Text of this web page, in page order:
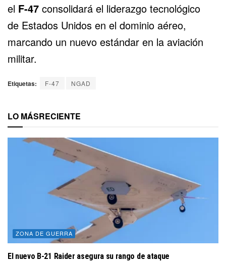
el F-47 consolidará el liderazgo tecnológico
de Estados Unidos en el dominio aéreo,
marcando un nuevo estándar en la aviación
militar.
Etiquetas: F-47 NGAD
LO MÁSRECIENTE
ZONA DE GUERRA
El nuevo B-21 Raider asegura su rango de ataque